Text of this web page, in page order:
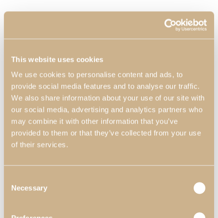
This website uses cookies
We use cookies to personalise content and ads, to
provide social media features and to analyse our traffic.
We also share information about your use of our site with
our social media, advertising and analytics partners who
may combine it with other information that you’ve
provided to them or that they’ve collected from your use
of their services.
Selection
Necessary